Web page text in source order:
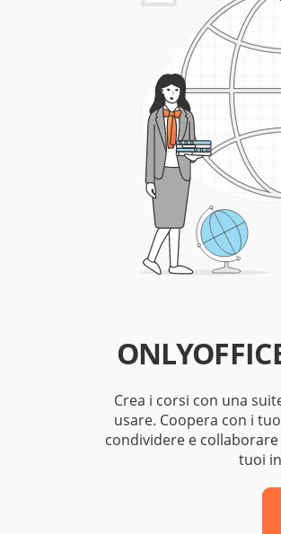
Crea i corsi con una
usare. Coopera con i
condividere e
tuoi